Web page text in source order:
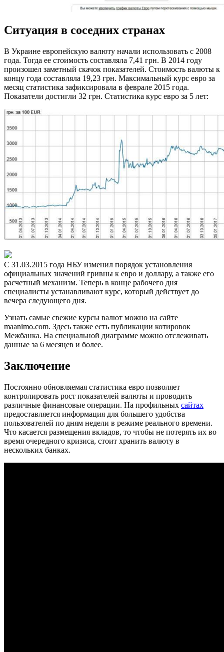
Ситуация в соседних странах
В Украине европейскую валюту начали использовать с 2008
года. Тогда ее стоимость составляла 7,41 грн. В 2014 году
произошел заметный скачок показателей. Стоимость валюты к
концу года составляла 19,23 грн. Максимальный курс евро за
месяц статистика зафиксировала в феврале 2015 года.
Показатели достигли 32 грн. Статистика курс евро за 5 лет:
С 31.03.2015 года НБУ изменил порядок установления
официальных значений гривны к евро и доллару, а также его
расчетный механизм. Теперь в конце рабочего дня
специалисты устанавливают курс, который действует до
вечера следующего дня.
Узнать самые свежие курсы валют можно на сайте
maanimo.com. Здесь также есть публикации котировок
Межбанка. На специальной диаграмме можно отслеживать
данные за 6 месяцев и более.
Заключение
Постоянно обновляемая статистика евро позволяет
контролировать рост показателей валюты и проводить
различные финансовые операции. На профильных сайтах
предоставляется информация для большего удобства
пользователей по дням недели в режиме реального времени.
Что касается размещения вкладов, то чтобы не потерять их во
время очередного кризиса, стоит хранить валюту в
нескольких банках.